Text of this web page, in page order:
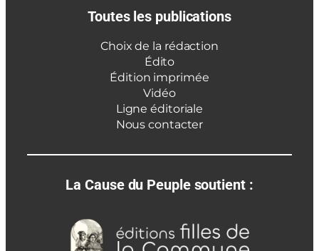
Toutes les publications
Choix de la rédaction
Édito
Édition imprimée
Vidéo
Ligne éditoriale
Nous contacter
La Cause du Peuple soutient :